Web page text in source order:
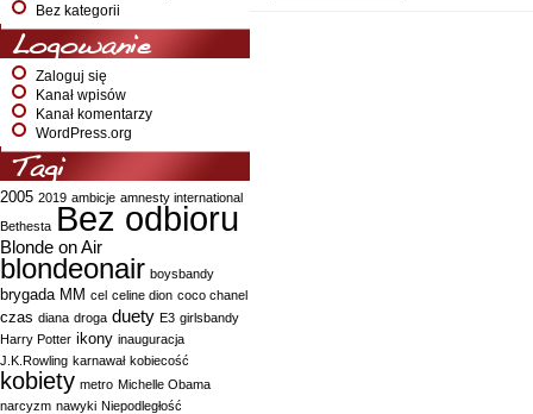
Bez kategorii
Logowanie
Zaloguj się
Kanał wpisów
Kanał komentarzy
WordPress.org
Tagi
2005 2019 ambicje amnesty international
Bethesta Bez odbioru
Blonde on Air
blondeonair boysbandy
brygada MM cel celine dion coco chanel
czas diana droga duety E3 girlsbandy
Harry Potter ikony inauguracja
J.K.Rowling karnawał kobiecość
kobiety metro Michelle Obama
narcyzm nawyki Niepodległość